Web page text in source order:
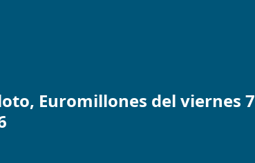
Euromillones del viernes 7